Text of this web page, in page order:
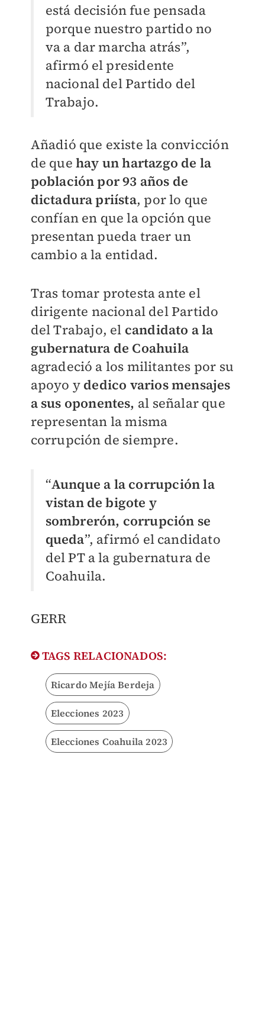
está decisión fue pensada
porque nuestro partido no
va a dar marcha atrás”,
afirmó el presidente
nacional del Partido del
Trabajo.
Añadió que existe la convicción
de que hay un hartazgo de la
población por 93 años de
dictadura priísta, por lo que
confían en que la opción que
presentan pueda traer un
cambio a la entidad.
Tras tomar protesta ante el
dirigente nacional del Partido
del Trabajo, el candidato a la
gubernatura de Coahuila
agradeció a los militantes por su
apoyo y dedico varios mensajes
a sus oponentes, al señalar que
representan la misma
corrupción de siempre.
“Aunque a la corrupción la
vistan de bigote y
sombrerón, corrupción se
queda”, afirmó el candidato
del PT a la gubernatura de
Coahuila.
GERR
TAGS RELACIONADOS:
Ricardo Mejía Berdeja
Elecciones 2023
Elecciones Coahuila 2023